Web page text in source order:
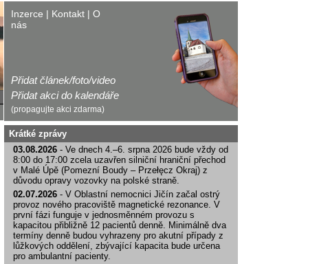
Inzerce | Kontakt | O
nás
Přidat článek/foto/video
Přidat akci do kalendáře
(propagujte akci zdarma)
Krátké zprávy
03.08.2026 - Ve dnech 4.–6. srpna 2026 bude vždy od
8:00 do 17:00 zcela uzavřen silniční hraniční přechod
v Malé Úpě (Pomezní Boudy – Przełęcz Okraj) z
důvodu opravy vozovky na polské straně.
02.07.2026 - V Oblastní nemocnici Jičín začal ostrý
provoz nového pracoviště magnetické rezonance. V
první fázi funguje v jednosměnném provozu s
kapacitou přibližně 12 pacientů denně. Minimálně dva
termíny denně budou vyhrazeny pro akutní případy z
lůžkových oddělení, zbývající kapacita bude určena
pro ambulantní pacienty.